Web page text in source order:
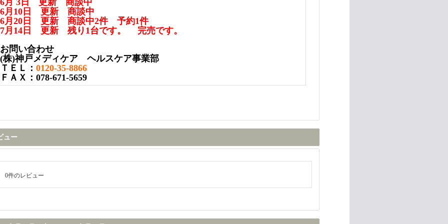
6月 3日 更新 商談中
6月10日 更新 商談中
6月20日 更新 商談中2件 予約1件
7月14日 更新 残り1台です。 完売です。
お問い合わせ
(株)神戸メディケア ヘルスケア事業部
ＴＥＬ： 0120-35-8866
ＦＡＸ：078-671-5659
ュー
0件のレビュー